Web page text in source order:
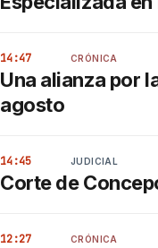
14:47 CRÓNICA
Una alianza por
agosto
14:45 JUDICIAL
Corte de
12:27 CRÓNICA